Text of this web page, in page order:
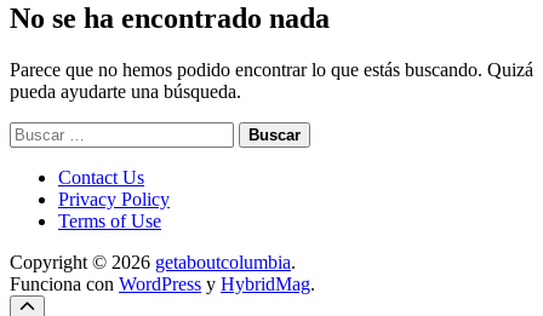
No se ha encontrado nada
Parece que no hemos podido encontrar lo que estás buscando. Quizá
pueda ayudarte una búsqueda.
Buscar:
Contact Us
Privacy Policy
Terms of Use
Copyright © 2026 getaboutcolumbia.
Funciona con WordPress y HybridMag.